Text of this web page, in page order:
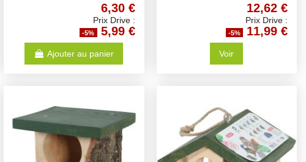
6,30 €
Prix Drive :
-5% 5,99 €
Ajouter au panier
12,62 €
Prix Drive :
-5% 11,99 €
Voir